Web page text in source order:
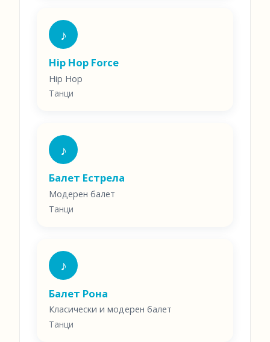
♪
Hip Hop Force
Hip Hop
Танци
♪
Балет Естрела
Модерен балет
Танци
♪
Балет Рона
Класически и модерен балет
Танци